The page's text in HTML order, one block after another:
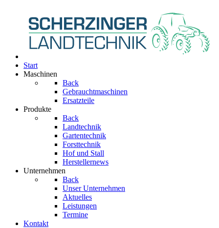
Start
Maschinen
Back
Gebrauchtmaschinen
Ersatzteile
Produkte
Back
Landtechnik
Gartentechnik
Forsttechnik
Hof und Stall
Herstellernews
Unternehmen
Back
Unser Unternehmen
Aktuelles
Leistungen
Termine
Kontakt